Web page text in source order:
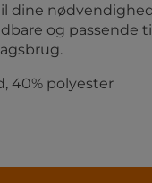
dine
og passende
40% polyester